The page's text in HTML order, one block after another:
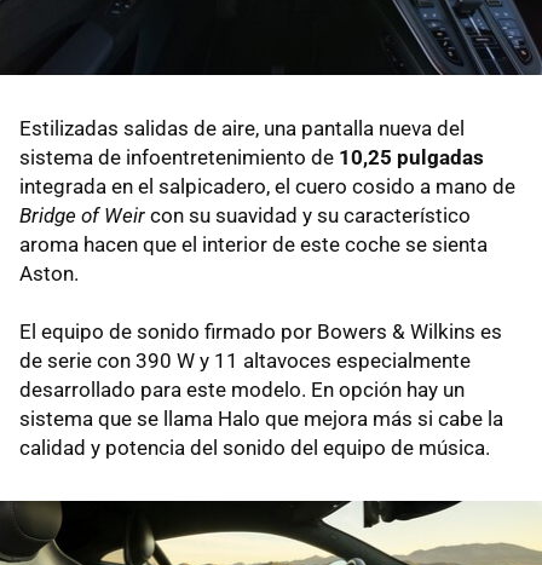
Estilizadas salidas de aire, una pantalla nueva del
sistema de infoentretenimiento de 10,25 pulgadas
integrada en el salpicadero, el cuero cosido a mano de
Bridge of Weir con su suavidad y su característico
aroma hacen que el interior de este coche se sienta
Aston.
El equipo de sonido firmado por Bowers & Wilkins es
de serie con 390 W y 11 altavoces especialmente
desarrollado para este modelo. En opción hay un
sistema que se llama Halo que mejora más si cabe la
calidad y potencia del sonido del equipo de música.